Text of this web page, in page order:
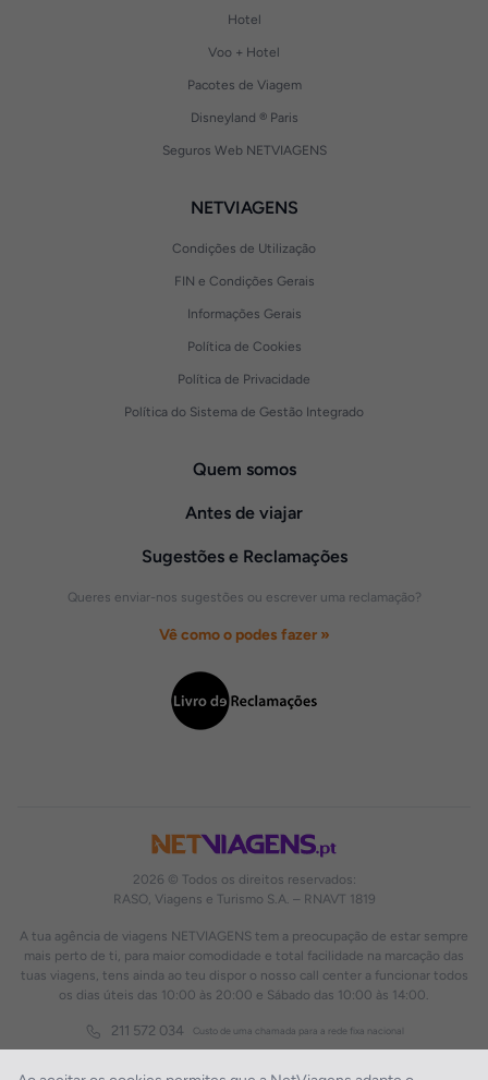
2026 © Todos os direitos reservados:
RASO, Viagens e Turismo S.A. – RNAVT 1819
A tua agência de viagens NETVIAGENS tem a preocupação de estar sempre
mais perto de ti, para maior comodidade e total facilidade na marcação das
tuas viagens, tens ainda ao teu dispor o nosso call center a funcionar todos
os dias úteis das 10:00 às 20:00 e Sábado das 10:00 às 14:00.
211 572 034 Custo de uma chamada para a rede fixa nacional
Hotel
Voo + Hotel
Pacotes de Viagem
Disneyland ® Paris
Seguros Web NETVIAGENS
NETVIAGENS
Condições de Utilização
FIN e Condições Gerais
Informações Gerais
Política de Cookies
Política de Privacidade
Política do Sistema de Gestão Integrado
Quem somos
Antes de viajar
Sugestões e Reclamações
Queres enviar-nos sugestões ou escrever uma reclamação?
Vê como o podes fazer »